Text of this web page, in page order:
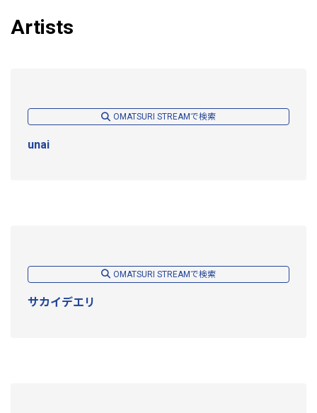
Artists
OMATSURI STREAMで検索
unai
OMATSURI STREAMで検索
サカイデエリ